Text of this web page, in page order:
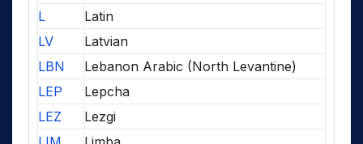
L
Latin
LV
Latvian
LBN
Lebanon Arabic (North Levantine)
LEP
Lepcha
LEZ
Lezgi